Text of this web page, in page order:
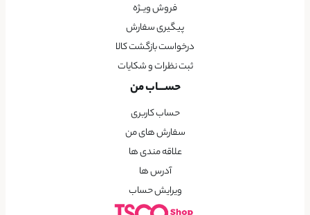
فروش ویــژه
پیگیری سفارش
درخواست بازگشت کالا
ثبت نظرات و شکایات
حســـاب من
حساب کاربری
سفارش های من
علاقه مندی ها
آدرس ها
ویرایش حساب